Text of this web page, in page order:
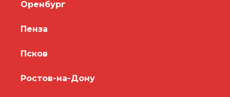
Оренбург
Пенза
Псков
Ростов-на-Дону